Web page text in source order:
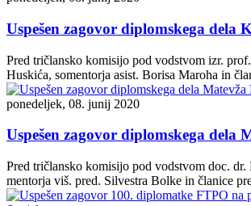
Uspešen zagovor diplomskega dela
Pred tričlansko komisijo pod vodstvom izr.
Huskića, somentorja asist. Borisa Maroha in
ponedeljek, 08. junij 2020
Uspešen zagovor diplomskega dela
Pred tričlansko komisijo pod vodstvom doc. dr.
mentorja viš. pred. Silvestra Bolke in članice